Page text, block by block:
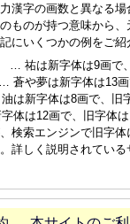
漢字の画数と異なる
ものが持つ意味から
にいくつかの例をご紹
… 祐は新字体は9画で
蒼や夢は新字体は13
は新字体は8画で、旧
体は12画で、旧字体
検索エンジンで旧字
詳しく説明されている